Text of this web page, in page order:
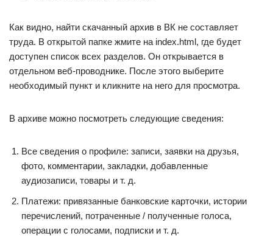
Как видно, найти скачанный архив в ВК не составляет
труда. В открытой папке жмите на index.html, где будет
доступен список всех разделов. Он открывается в
отдельном веб-проводнике. После этого выберите
необходимый пункт и кликните на него для просмотра.
В архиве можно посмотреть следующие сведения:
Все сведения о профиле: записи, заявки на друзья,
фото, комментарии, закладки, добавленные
аудиозаписи, товары и т. д.
Платежи: привязанные банковские карточки, истории
перечислений, потраченные / полученные голоса,
операции с голосами, подписки и т. д.